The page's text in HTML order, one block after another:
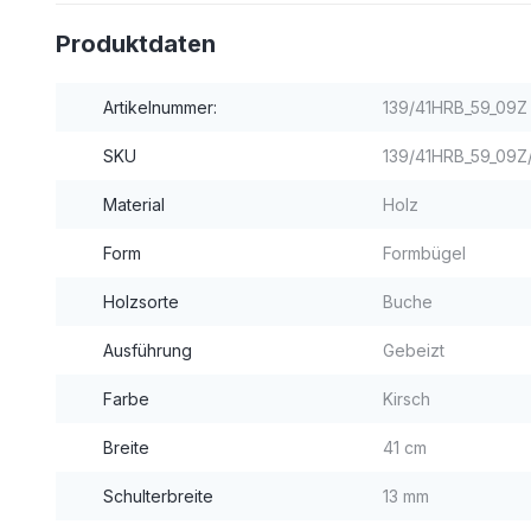
Produktdaten
Artikelnummer: 139/41HRB_59_09Z
SKU 139/
Material Holz
Form Formbügel
Holzsorte Buche
Ausführung Gebeizt
Farbe Kirsch
Breite 41 cm
Schulterbreite 13 mm